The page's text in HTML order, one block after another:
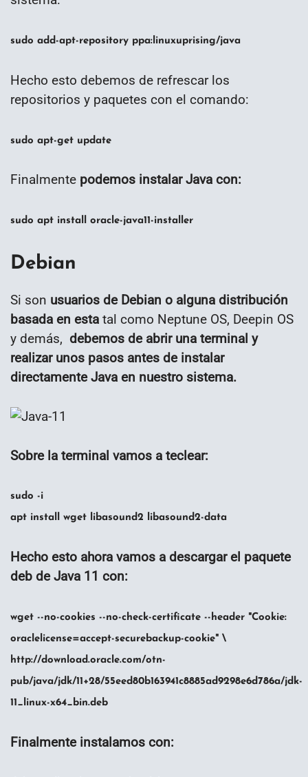
sudo add-apt-repository ppa:linuxuprising/java
Hecho esto debemos de refrescar los
repositorios y paquetes con el comando:
sudo apt-get update
Finalmente podemos instalar Java con:
sudo apt install oracle-java11-installer
Debian
Si son usuarios de Debian o alguna distribución
basada en esta tal como Neptune OS, Deepin OS
y demás, debemos de abrir una terminal y
realizar unos pasos antes de instalar
directamente Java en nuestro sistema.
Sobre la terminal vamos a teclear:
sudo -i
apt install wget libasound2 libasound2-data
Hecho esto ahora vamos a descargar el paquete
deb de Java 11 con:
wget --no-cookies --no-check-certificate --header "Cookie:
oraclelicense=accept-securebackup-cookie" \
http://download.oracle.com/otn-
pub/java/jdk/11+28/55eed80b163941c8885ad9298e6d786a/jdk-
11_linux-x64_bin.deb
Finalmente instalamos con: